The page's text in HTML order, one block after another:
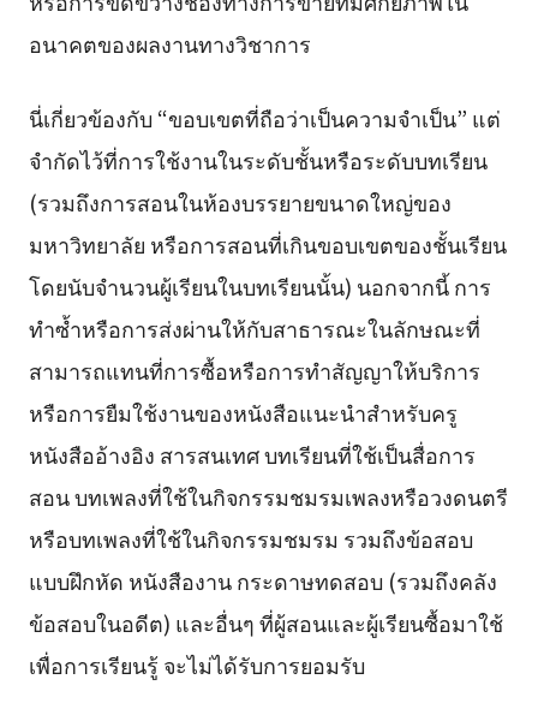
อนาคตของผลงานทางวิชาการ
นี่เกี่ยวข้องกับ “ขอบเขตที่ถือว่าเป็นความจำเป็น” แต่
จำกัดไว้ที่การใช้งานในระดับชั้นหรือระดับบทเรียน
(รวมถึงการสอนในห้องบรรยายขนาดใหญ่ของ
มหาวิทยาลัย หรือการสอนที่เกินขอบเขตของชั้นเรียน
โดยนับจำนวนผู้เรียนในบทเรียนนั้น) นอกจากนี้ การ
ทำซ้ำหรือการส่งผ่านให้กับสาธารณะในลักษณะที่
สามารถแทนที่การซื้อหรือการทำสัญญาให้บริการ
หรือการยืมใช้งานของหนังสือแนะนำสำหรับครู
หนังสืออ้างอิง สารสนเทศ บทเรียนที่ใช้เป็นสื่อการ
สอน บทเพลงที่ใช้ในกิจกรรมชมรมเพลงหรือวงดนตรี
หรือบทเพลงที่ใช้ในกิจกรรมชมรม รวมถึงข้อสอบ
แบบฝึกหัด หนังสืองาน กระดาษทดสอบ (รวมถึงคลัง
ข้อสอบในอดีต) และอื่นๆ ที่ผู้สอนและผู้เรียนซื้อมาใช้
เพื่อการเรียนรู้ จะไม่ได้รับการยอมรับ